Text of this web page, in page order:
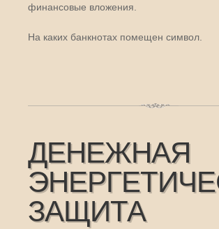
финансовые вложения.
На каких банкнотах помещен символ.
ДЕНЕЖНАЯ
ЗАЩИТА